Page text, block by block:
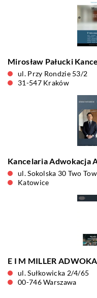
Mirosław Pałucki
ul. Przy Rondzie 53/2
31-547 Kraków
Kancelaria Adwokacja
ul. Sokolska 30 Two
Katowice
E I M MILLER
ul. Sułkowicka 2/4/65
00-746 Warszawa